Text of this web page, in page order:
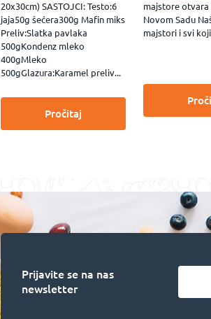
20x30cm) SASTOJCI: Testo:6
jaja50g šećera300g Mafin miks
Preliv:Slatka pavlaka
500gKondenz mleko
400gMleko
500gGlazura:Karamel preliv...
Pročitaj
majstore otvara
Novom Sadu
majstori i svi
Prijavite se na nas
newsletter